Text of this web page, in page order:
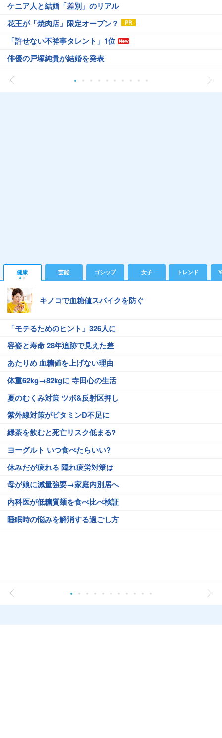
ケニア人と結婚「差別」のリアル
花王が「焼肉店」限定オープン？
「許せない不祥事タレント」1位
俳優の戸塚純貴が結婚を発表
健康 芸能 ゴシップ 女子 トレンド
キノコで血糖値スパイクを防ぐ
「モテるためのヒント」326人に
容姿と寿命 28年追跡で見えた差
あたりめ 血糖値を上げない理由
体重62kg→82kgに 寺田心の生活
夏のむくみ対策 ツボ&反射区押し
紫外線対策がビタミンD不足に
緑茶を飲むと死亡リスク低まる?
ヨーグルト いつ食べたらいい?
休みだが疲れる 隠れ疲労対策は
母が娘に減量強要→家庭内別居へ
内科医が低糖質麺を食べ比べ検証
睡眠時の悩みを解消する過ごし方